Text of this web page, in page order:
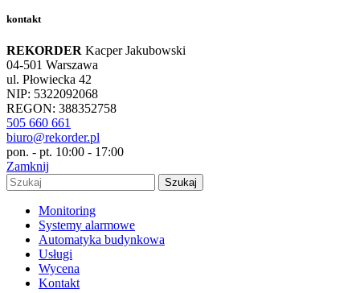
kontakt
REKORDER Kacper Jakubowski
04-501 Warszawa
ul. Płowiecka 42
NIP: 5322092068
REGON: 388352758
505 660 661
biuro@rekorder.pl
pon. - pt. 10:00 - 17:00
Zamknij
Szukaj
Monitoring
Systemy alarmowe
Automatyka budynkowa
Usługi
Wycena
Kontakt